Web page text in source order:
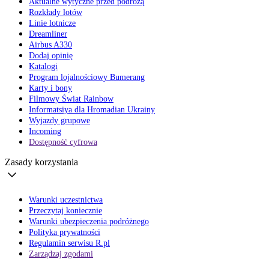
Rozkłady lotów
Linie lotnicze
Dreamliner
Airbus A330
Dodaj opinię
Katalogi
Program lojalnościowy Bumerang
Karty i bony
Filmowy Świat Rainbow
Informatsiya dla Hromadian Ukrainy
Wyjazdy grupowe
Incoming
Dostępność cyfrowa
Zasady korzystania
Warunki uczestnictwa
Przeczytaj koniecznie
Warunki ubezpieczenia podróżnego
Polityka prywatności
Regulamin serwisu R.pl
Zarządzaj zgodami